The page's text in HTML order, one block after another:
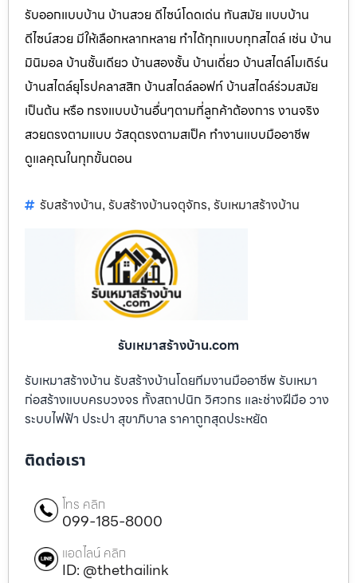
รับออกแบบบ้าน บ้านสวย ดีไซน์โดดเด่น ทันสมัย แบบบ้าน
ดีไซน์สวย มีให้เลือกหลากหลาย ทำได้ทุกแบบทุกสไตล์ เช่น บ้าน
มินิมอล บ้านชั้นเดียว บ้านสองชั้น บ้านเดี่ยว บ้านสไตล์โมเดิร์น
บ้านสไตล์ยุโรปคลาสสิก บ้านสไตล์ลอฟท์ บ้านสไตล์ร่วมสมัย
เป็นต้น หรือ ทรงแบบบ้านอื่นๆตามที่ลูกค้าต้องการ งานจริง
สวยตรงตามแบบ วัสดุตรงตามสเป็ค ทำงานแบบมืออาชีพ
ดูแลคุณในทุกขั้นตอน
รับสร้างบ้าน, รับสร้างบ้านจตุจักร, รับเหมาสร้างบ้าน
รับเหมาสร้างบ้าน.com
รับเหมาสร้างบ้าน รับสร้างบ้านโดยทีมงานมืออาชีพ รับเหมา
ก่อสร้างแบบครบวงจร ทั้งสถาปนิก วิศวกร และช่างฝีมือ วาง
ระบบไฟฟ้า ประปา สุขาภิบาล ราคาถูกสุดประหยัด
ติดต่อเรา
โทร คลิก
099-185-8000
แอดไลน์ คลิก
ID: @thethailink